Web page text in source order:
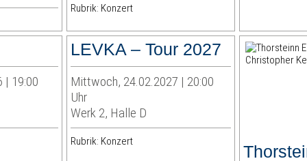
Rubrik: Konzert
| 19:00
LEVKA – Tour 2027
Mittwoch, 24.02.2027 | 20:00
Uhr
Werk 2, Halle D
Rubrik: Konzert